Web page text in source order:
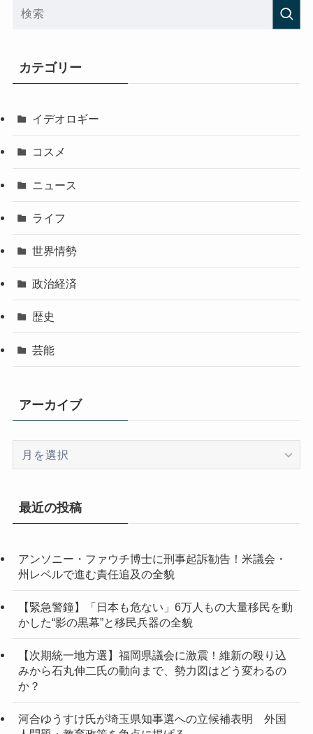
カテゴリー
イデオロギー
コスメ
ニュース
ライフ
世界情勢
政治経済
歴史
芸能
アーカイブ
イ
最近の投稿
アンソニー・ファウチ博士に刑事起訴勧告！米議会・
州レベルで進む責任追及の全貌
【緊急警鐘】「日本も危ない」6万人もの大量移民を動
かした“影の黒幕”と移民兵器の全貌
【次期統一地方選】福岡県議会に激震！維新の殴り込
みから石丸伸二氏の動向まで、勢力図はどう変わるの
か？
河合ゆうすけ氏が埼玉県知事選への立候補表明 外国